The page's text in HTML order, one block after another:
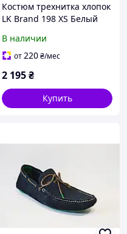
Костюм трехнитка хлопок
LK Brand 198 XS Белый
В наличии
от220₴/мес
2 195₴
Купить